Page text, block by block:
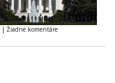
| Žiadne komentáre